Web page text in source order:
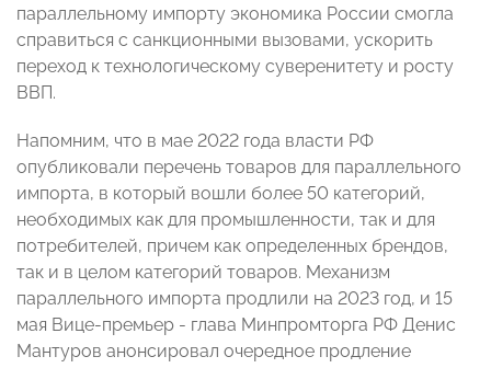
параллельному импорту экономика России смогла
справиться с санкционными вызовами, ускорить
переход к технологическому суверенитету и росту
ВВП.
Напомним, что в мае 2022 года власти РФ
опубликовали перечень товаров для параллельного
импорта, в который вошли более 50 категорий,
необходимых как для промышленности, так и для
потребителей, причем как определенных брендов,
так и в целом категорий товаров. Механизм
параллельного импорта продлили на 2023 год, и 15
мая Вице-премьер - глава Минпромторга РФ Денис
Мантуров анонсировал очередное продление